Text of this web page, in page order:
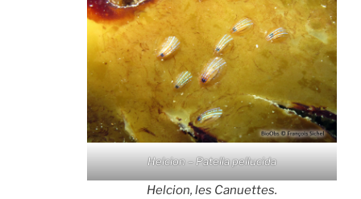
Helcion – Patella pellucida
Helcion, les Canuettes.